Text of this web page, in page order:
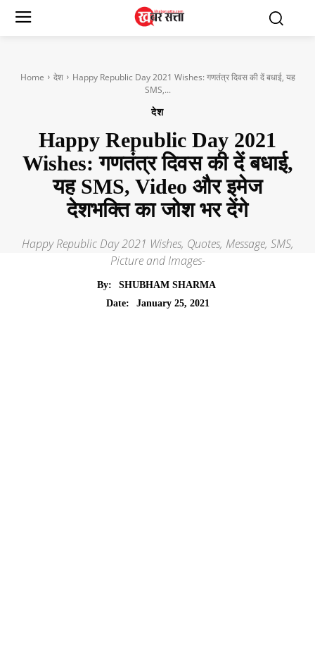
Home देश
Happy Republic Day 2021 Wishes: गणतंत्र दिवस की दें बधाई, यह
SMS,...
देश
Happy Republic Day 2021
Wishes: गणतंत्र दिवस की दें बधाई,
यह SMS, Video और इमेज
देशभक्ति का जोश भर देंगे
Happy Republic Day 2021 Wishes, Quotes, Message, SMS,
Picture and Images-
By:
SHUBHAM SHARMA
Date:
January 25, 2021